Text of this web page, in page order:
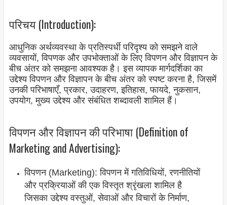
परिचय (Introduction):
आधुनिक अर्थव्यवस्था के प्रतिस्पर्धी परिदृश्य को समझने वाले
व्यवसायों, विपणक और उपभोक्ताओं के लिए विपणन और विज्ञापन के
बीच अंतर को समझना आवश्यक है। इस व्यापक मार्गदर्शिका का
उद्देश्य विपणन और विज्ञापन के बीच अंतर को स्पष्ट करना है, जिसमें
उनकी परिभाषाएँ, प्रकार, उदाहरण, इतिहास, फायदे, नुकसान,
उपयोग, मुख्य उद्देश्य और संबंधित शब्दावली शामिल हैं।
विपणन और विज्ञापन की परिभाषा (Definition of
Marketing and Advertising):
विपणन (Marketing): विपणन में गतिविधियों, रणनीतियों
और प्रक्रियाओं की एक विस्तृत श्रृंखला शामिल है
जिसका उद्देश्य वस्तुओं, सेवाओं और विचारों के निर्माण,